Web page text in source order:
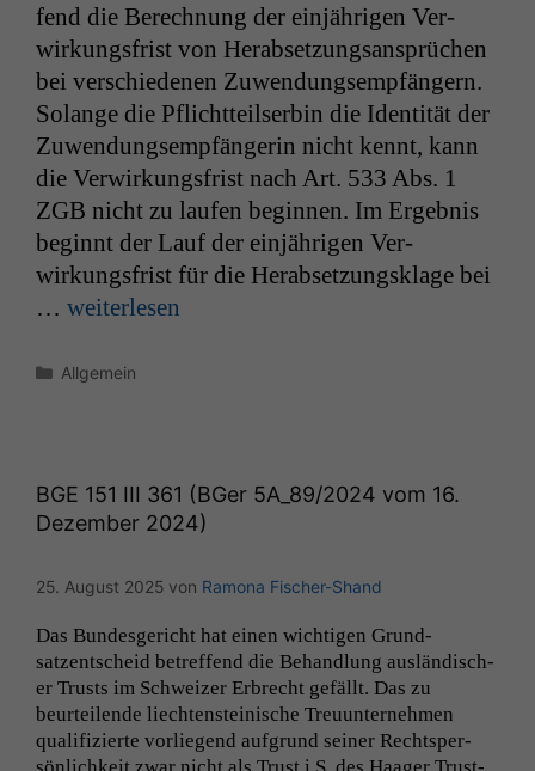
fend die Berech­nung der ein­jähri­gen Ver­
wirkungs­frist von Her­ab­set­zungsansprüchen
bei ver­schiede­nen Zuwen­dungsempfängern.
Solange die Pflicht­teilserbin die Iden­tität der
Zuwen­dungsempfän­gerin nicht ken­nt, kann
die Ver­wirkungs­frist nach Art. 533 Abs. 1
ZGB nicht zu laufen begin­nen. Im Ergeb­nis
begin­nt der Lauf der ein­jähri­gen Ver­
wirkungs­frist für die Her­ab­set­zungsklage bei
… weit­er­lesen
Kategorien
Allgemein
BGE 151 III 361 (BGer 5A_89/2024 vom 16.
Dezember 2024)
25. August 2025 von Ramona Fischer-Shand
Das Bun­des­gericht hat einen wichti­gen Grund­
satzentscheid betr­e­f­fend die Behand­lung aus­ländis­ch­
er Trusts im Schweiz­er Erbrecht gefällt. Das zu
beurteilende liecht­en­steinis­che Treu­un­ternehmen
qual­i­fizierte vor­liegend auf­grund sein­er Rechtsper­